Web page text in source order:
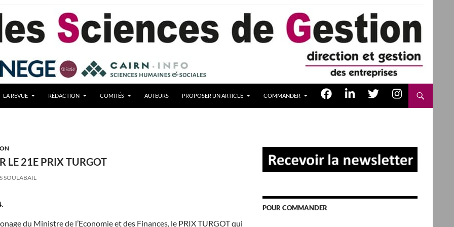
LA REVUE RÉDACTION COMITÉS AUTEURS PROPOSER UN ARTICLE COMMANDER
LE 21E PRIX TURGOT
SOULABAIL
du Ministre de l’Economie et des Finances, le PRIX TURGOT qui
POUR COMMANDER